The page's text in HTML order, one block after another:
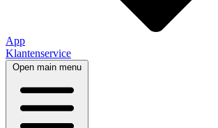
App
Klantenservice
Open main menu